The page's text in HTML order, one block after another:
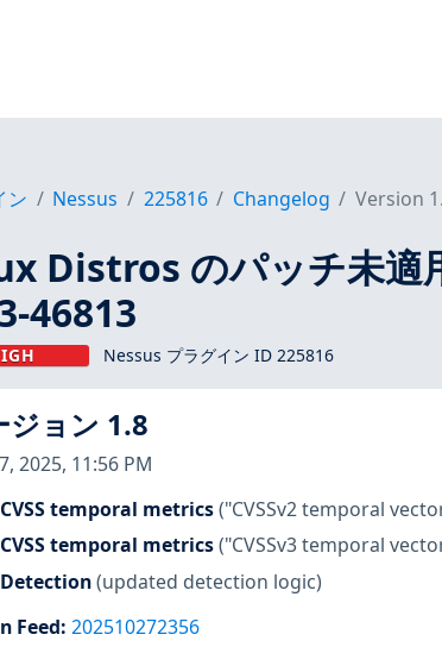
ン Nessus 225816 Changelog Version
Distros のパッチ未適
46813
Nessus プラグイン ID 225816
ジョン 1.8
2025, 11:56 PM
CVSS temporal metrics ("CVSSv2 temporal
CVSS temporal metrics ("CVSSv3 temporal
Detection (updated detection logic)
Feed: 202510272356